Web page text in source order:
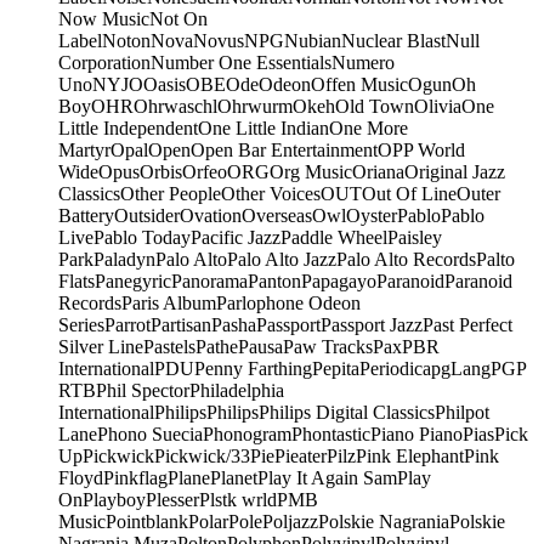
Now MusicNot On
LabelNotonNovaNovusNPGNubianNuclear BlastNull
CorporationNumber One EssentialsNumero
UnoNYJOOasisOBEOdeOdeonOffen MusicOgunOh
BoyOHROhrwaschlOhrwurmOkehOld TownOliviaOne
Little IndependentOne Little IndianOne More
MartyrOpalOpenOpen Bar EntertainmentOPP World
WideOpusOrbisOrfeoORGOrg MusicOrianaOriginal Jazz
ClassicsOther PeopleOther VoicesOUTOut Of LineOuter
BatteryOutsiderOvationOverseasOwlOysterPabloPablo
LivePablo TodayPacific JazzPaddle WheelPaisley
ParkPaladynPalo AltoPalo Alto JazzPalo Alto RecordsPalto
FlatsPanegyricPanoramaPantonPapagayoParanoidParanoid
RecordsParis AlbumParlophone Odeon
SeriesParrotPartisanPashaPassportPassport JazzPast Perfect
Silver LinePastelsPathePausaPaw TracksPaxPBR
InternationalPDUPenny FarthingPepitaPeriodicapgLangPGP
RTBPhil SpectorPhiladelphia
InternationalPhilipsPhilipsPhilips Digital ClassicsPhilpot
LanePhono SueciaPhonogramPhontasticPiano PianoPiasPick
UpPickwickPickwick/33PiePieaterPilzPink ElephantPink
FloydPinkflagPlanePlanetPlay It Again SamPlay
OnPlayboyPlesserPlstk wrldPMB
MusicPointblankPolarPolePoljazzPolskie NagraniaPolskie